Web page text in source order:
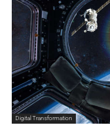
Digital Transformation